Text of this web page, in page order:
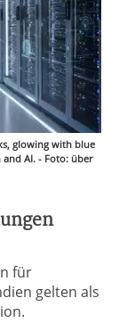
glowing with blue
AI. - Foto: über
für
gelten als